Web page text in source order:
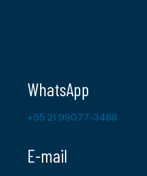
WhatsApp
+55 21 99077-3468
E-mail